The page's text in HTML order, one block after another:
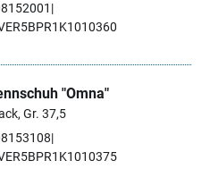
"Omna"
Gr. 37,5